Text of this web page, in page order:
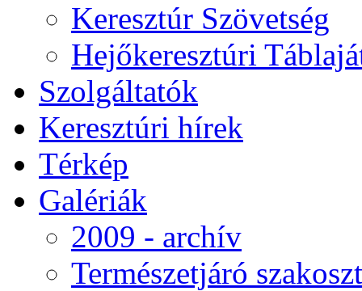
Keresztúr Szövetség
Hejőkeresztúri
Szolgáltatók
Keresztúri hírek
Térkép
Galériák
2009 - archív
Természetjáró